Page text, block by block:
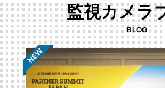
監視カメラ
BLOG